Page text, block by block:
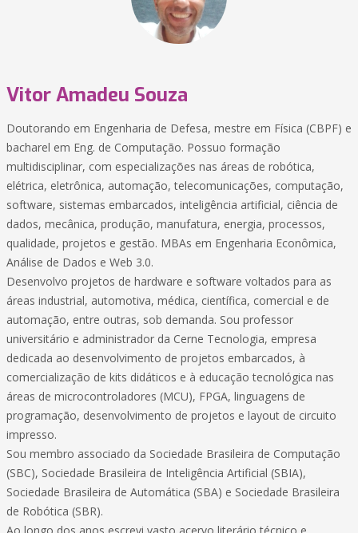
Vitor Amadeu Souza
Doutorando em Engenharia de Defesa, mestre em Física (CBPF) e
bacharel em Eng. de Computação. Possuo formação
multidisciplinar, com especializações nas áreas de robótica,
elétrica, eletrônica, automação, telecomunicações, computação,
software, sistemas embarcados, inteligência artificial, ciência de
dados, mecânica, produção, manufatura, energia, processos,
qualidade, projetos e gestão. MBAs em Engenharia Econômica,
Análise de Dados e Web 3.0.
Desenvolvo projetos de hardware e software voltados para as
áreas industrial, automotiva, médica, científica, comercial e de
automação, entre outras, sob demanda. Sou professor
universitário e administrador da Cerne Tecnologia, empresa
dedicada ao desenvolvimento de projetos embarcados, à
comercialização de kits didáticos e à educação tecnológica nas
áreas de microcontroladores (MCU), FPGA, linguagens de
programação, desenvolvimento de projetos e layout de circuito
impresso.
Sou membro associado da Sociedade Brasileira de Computação
(SBC), Sociedade Brasileira de Inteligência Artificial (SBIA),
Sociedade Brasileira de Automática (SBA) e Sociedade Brasileira
de Robótica (SBR).